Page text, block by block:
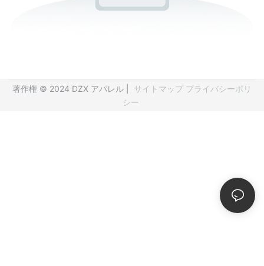
著作権 © 2024 DZX アパレル | サイトマップ プライバシーポリ
シー